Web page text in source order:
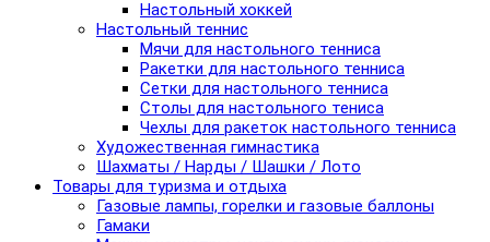
Настольный хоккей
Настольный теннис
Мячи для настольного тенниса
Ракетки для настольного тенниса
Сетки для настольного тенниса
Столы для настольного тениса
Чехлы для ракеток настольного тенниса
Художественная гимнастика
Шахматы / Нарды / Шашки / Лото
Товары для туризма и отдыха
Газовые лампы, горелки и газовые баллоны
Гамаки